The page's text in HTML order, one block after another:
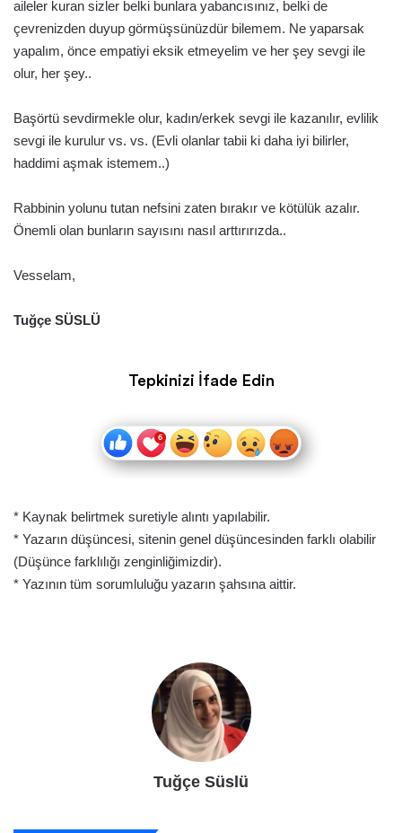
aileler kuran sizler belki bunlara yabancısınız, belki de
çevrenizden duyup görmüşsünüzdür bilemem. Ne yaparsak
yapalım, önce empatiyi eksik etmeyelim ve her şey sevgi ile
olur, her şey..
Başörtü sevdirmekle olur, kadın/erkek sevgi ile kazanılır, evlilik
sevgi ile kurulur vs. vs. (Evli olanlar tabii ki daha iyi bilirler,
haddimi aşmak istemem..)
Rabbinin yolunu tutan nefsini zaten bırakır ve kötülük azalır.
Önemli olan bunların sayısını nasıl arttırırızda..
Vesselam,
Tuğçe SÜSLÜ
Tepkinizi İfade Edin
* Kaynak belirtmek suretiyle alıntı yapılabilir.
* Yazarın düşüncesi, sitenin genel düşüncesinden farklı olabilir
(Düşünce farklılığı zenginliğimizdir).
* Yazının tüm sorumluluğu yazarın şahsına aittir.
Tuğçe Süslü